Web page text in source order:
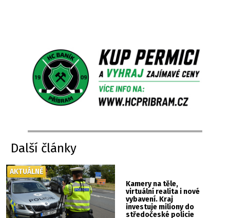
Další články
Kamery na těle,
virtuální realita i nové
vybavení. Kraj
investuje miliony do
středočeské policie
AKTUÁLNĚ